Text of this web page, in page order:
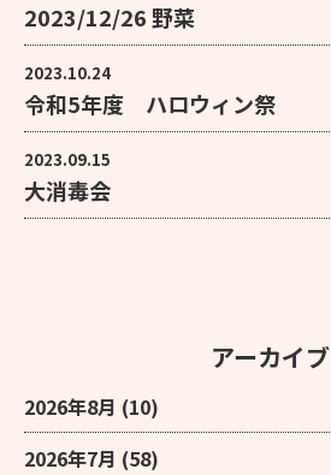
2023/12/26 野菜
2023.10.24
令和5年度 ハロウィン祭
2023.09.15
大消毒会
アーカイブ
2026年8月 (10)
2026年7月 (58)